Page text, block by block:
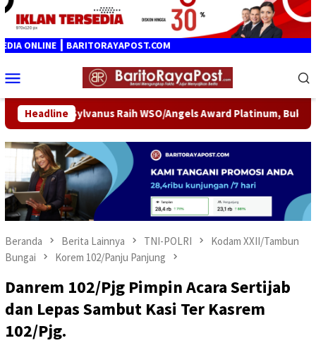
Loncat
konten
┃ BARITORAYAPOST.COM
Mobile
Headline
Sylvanus Raih WSO/Angels Award Platinum, Bukti
Beranda Berita Lainnya TNI-POLRI
Kodam XXII/Tambun
Bungai
Korem 102/Panju Panjung
Danrem 102/Pjg Pimpin Acara Sertijab
dan Lepas Sambut Kasi Ter Kasrem
102/Pjg.